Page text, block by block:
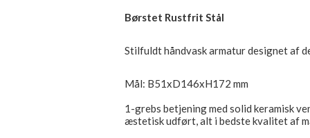
Børstet Rustfrit Stål
Stilfuldt håndvask armatur designet af
Mål: B51xD146xH172 mm
1-grebs betjening med solid keramisk
æstetisk udført, alt i bedste kvalitet af